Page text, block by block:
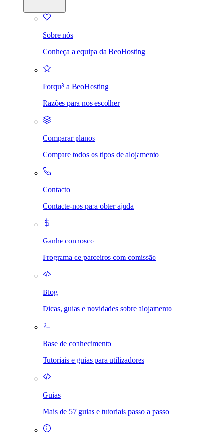
Sobre nós
Conheça a equipa da BeoHosting
Porquê a BeoHosting
Razões para nos escolher
Comparar planos
Compare todos os tipos de alojamento
Contacto
Contacte-nos para obter ajuda
Ganhe connosco
Programa de parceiros com comissão
Blog
Dicas, guias e novidades sobre alojamento
Base de conhecimento
Tutoriais e guias para utilizadores
Guias
Mais de 57 guias e tutoriais passo a passo